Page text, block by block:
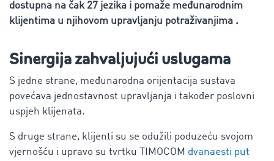
dostupna na čak 27 jezika i pomaže međunarodnim
klijentima u njihovom upravljanju potraživanjima .
Sinergija zahvaljujući uslugama
S jedne strane, međunarodna orijentacija sustava
povećava jednostavnost upravljanja i također poslovni
uspjeh klijenata.
S druge strane, klijenti su se odužili poduzeću svojom
vjernošću i upravo su tvrtku TIMOCOM dvanaesti put